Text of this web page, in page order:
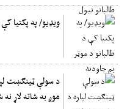
ویډیو/ په پکتیا
د سولې ټینګښت
موږ به شاته لاړ نه